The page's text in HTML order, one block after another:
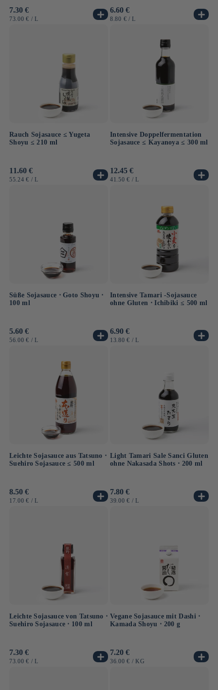
Normaler
Preis
7.30 €
GRUNDPREIS
73.00 € / PRO
L
Normaler
Preis
6.60 €
GRUNDPREIS
8.80 € / PRO
L
Rauch Sojasauce ≤ Yugeta
Shoyu ≤ 210 ml
Normaler
Preis
11.60 €
GRUNDPREIS
55.24 € / PRO
L
Intensive Doppelfermentation
Sojasauce ≤ Kayanoya ≤ 300 ml
Normaler
Preis
12.45 €
GRUNDPREIS
41.50 € / PRO
L
Süße Sojasauce ⋅ Goto Shoyu ⋅
100 ml
Normaler
Preis
5.60 €
GRUNDPREIS
56.00 € / PRO
L
Intensive Tamari -Sojasauce
ohne Gluten ⋅ Ichibiki ≤ 500 ml
Normaler
Preis
6.90 €
GRUNDPREIS
13.80 € / PRO
L
Leichte Sojasauce aus Tatsuno ⋅
Suehiro Sojasauce ≤ 500 ml
Normaler
Preis
8.50 €
GRUNDPREIS
17.00 € / PRO
L
Light Tamari Sale Sanci Gluten
ohne Nakasada Shots ⋅ 200 ml
Normaler
Preis
7.80 €
GRUNDPREIS
39.00 € / PRO
L
Leichte Sojasauce von Tatsuno ⋅
Suehiro Sojasauce ⋅ 100 ml
Normaler
Preis
7.30 €
GRUNDPREIS
73.00 € / PRO
L
Vegane Sojasauce mit Dashi ⋅
Kamada Shoyu ⋅ 200 g
Normaler
Preis
7.20 €
GRUNDPREIS
36.00 € / PRO
KG